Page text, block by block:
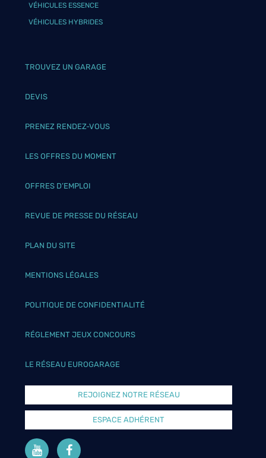
VÉHICULES ESSENCE
VÉHICULES HYBRIDES
TROUVEZ UN GARAGE
DEVIS
PRENEZ RENDEZ-VOUS
LES OFFRES DU MOMENT
OFFRES D’EMPLOI
REVUE DE PRESSE DU RÉSEAU
PLAN DU SITE
MENTIONS LÉGALES
POLITIQUE DE CONFIDENTIALITÉ
RÉGLEMENT JEUX CONCOURS
LE RÉSEAU EUROGARAGE
REJOIGNEZ NOTRE RÉSEAU
ESPACE ADHÉRENT